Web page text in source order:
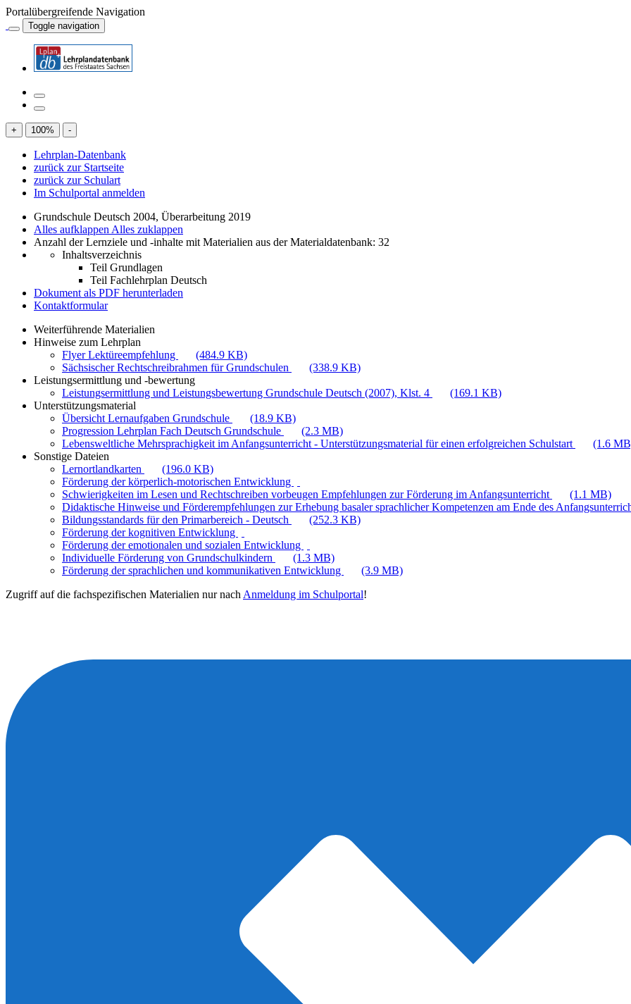
Portalübergreifende Navigation
Toggle navigation
+ 100% -
Lehrplan-Datenbank
zurück zur Startseite
zurück zur Schulart
Im Schulportal anmelden
Grundschule Deutsch 2004, Überarbeitung 2019
Alles aufklappen Alles zuklappen
Anzahl der Lernziele und -inhalte mit Materialien aus der Materialdatenbank: 32
Inhaltsverzeichnis
Teil Grundlagen
Teil Fachlehrplan Deutsch
Dokument als PDF herunterladen
Kontaktformular
Weiterführende Materialien
Hinweise zum Lehrplan
Flyer Lektüreempfehlung
(484.9 KB)
Sächsischer Rechtschreibrahmen für Grundschulen
(338.9 KB)
Leistungsermittlung und -bewertung
Leistungsermittlung und Leistungsbewertung Grundschule Deutsch (2007), Klst. 4
(169.1 KB)
Unterstützungsmaterial
Übersicht Lernaufgaben Grundschule
(18.9 KB)
Progression Lehrplan Fach Deutsch Grundschule
(2.3 MB)
Lebensweltliche Mehrsprachigkeit im Anfangsunterricht - Unterstützungsmaterial für einen erfolgreichen Schulstart
(1.6
Sonstige Dateien
Lernortlandkarten
(196.0 KB)
Förderung der körperlich-motorischen Entwicklung
Schwierigkeiten im Lesen und Rechtschreiben vorbeugen Empfehlungen zur Förderung im Anfangsunterricht
(1.1 MB)
Didaktische Hinweise und Förderempfehlungen zur Erhebung basaler sprachlicher Kompetenzen am Ende des
Bildungsstandards für den Primarbereich - Deutsch
(252.3 KB)
Förderung der kognitiven Entwicklung
Förderung der emotionalen und sozialen Entwicklung
Individuelle Förderung von Grundschulkindern
(1.3 MB)
Förderung der sprachlichen und kommunikativen Entwicklung
(3.9 MB)
Zugriff auf die fachspezifischen Materialien nur nach Anmeldung im Schulportal!